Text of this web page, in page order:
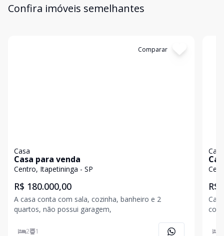
Confira imóveis semelhantes
Comparar
Casa
Casa para venda
Centro, Itapetininga - SP
R$ 180.000,00
A casa conta com sala, cozinha, banheiro e 2
quartos, não possui garagem,
2 1
Casa
R$